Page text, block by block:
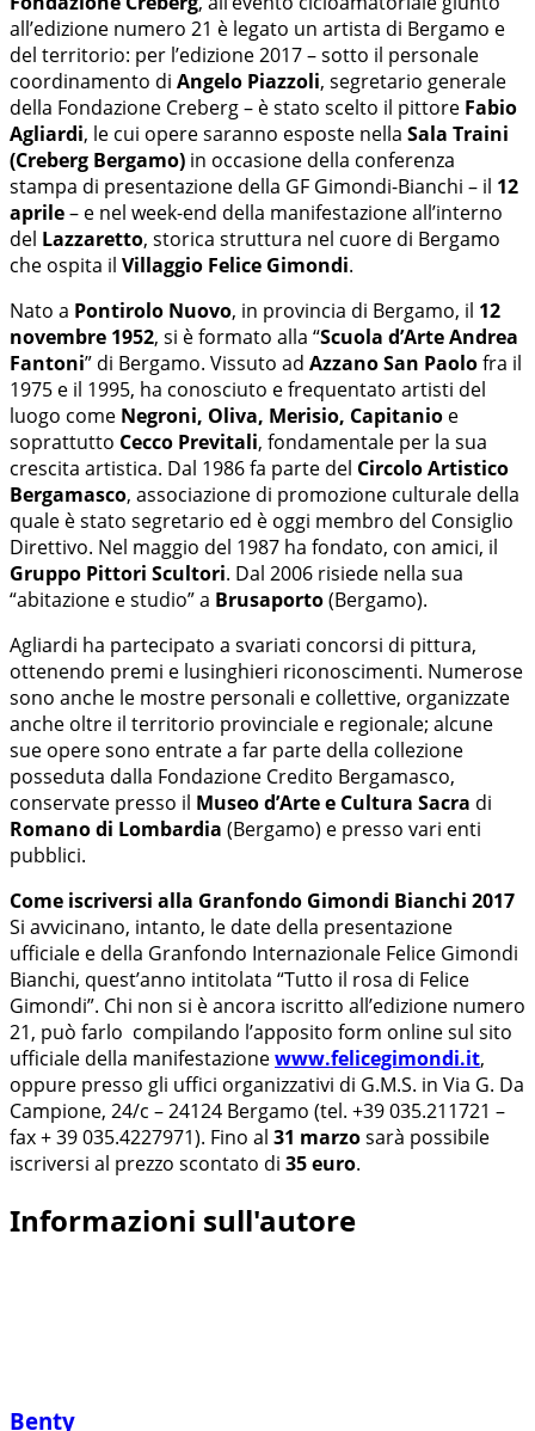
all’edizione numero 21 è legato un artista di Bergamo e
del territorio: per l’edizione 2017 – sotto il personale
coordinamento di Angelo Piazzoli, segretario generale
della Fondazione Creberg – è stato scelto il pittore Fabio
Agliardi, le cui opere saranno esposte nella Sala Traini
(Creberg Bergamo) in occasione della conferenza
stampa di presentazione della GF Gimondi-Bianchi – il 12
aprile– e nel week-end della manifestazione all’interno
del Lazzaretto, storica struttura nel cuore di Bergamo
che ospita il Villaggio Felice Gimondi.
Nato a Pontirolo Nuovo, in provincia di Bergamo, il 12
novembre 1952, si è formato alla “Scuola d’Arte Andrea
Fantoni” di Bergamo. Vissuto ad Azzano San Paolofra il
1975 e il 1995, ha conosciuto e frequentato artisti del
luogo come Negroni, Oliva, Merisio, Capitanio e
soprattutto Cecco Previtali, fondamentale per la sua
crescita artistica. Dal 1986 fa parte del Circolo Artistico
Bergamasco, associazione di promozione culturale della
quale è stato segretario ed è oggi membro del Consiglio
Direttivo. Nel maggio del 1987 ha fondato, con amici, il
Gruppo Pittori Scultori. Dal 2006 risiede nella sua
“abitazione e studio” a Brusaporto(Bergamo).
Agliardi ha partecipato a svariati concorsi di pittura,
ottenendo premi e lusinghieri riconoscimenti. Numerose
sono anche le mostre personali e collettive, organizzate
anche oltre il territorio provinciale e regionale; alcune
sue opere sono entrate a far parte della collezione
posseduta dalla Fondazione Credito Bergamasco,
conservate presso il Museo d’Arte e Cultura Sacra di
Romano di Lombardia (Bergamo) e presso vari enti
pubblici.
Come iscriversi alla Granfondo Gimondi Bianchi 2017
Si avvicinano, intanto, le date della presentazione
ufficiale e della Granfondo Internazionale Felice Gimondi
Bianchi, quest’anno intitolata “Tutto il rosa di Felice
Gimondi”. Chi non si è ancora iscritto all’edizione numero
21, può farlo compilando l’apposito form online sul sito
ufficiale della manifestazionewww.felicegimondi.it,
oppure presso gli uffici organizzativi di G.M.S. in Via G. Da
Campione, 24/c – 24124 Bergamo (tel. +39 035.211721 –
fax + 39 035.4227971). Fino al 31 marzosarà possibile
iscriversi al prezzo scontato di 35 euro.
Informazioni sull'autore
Benty